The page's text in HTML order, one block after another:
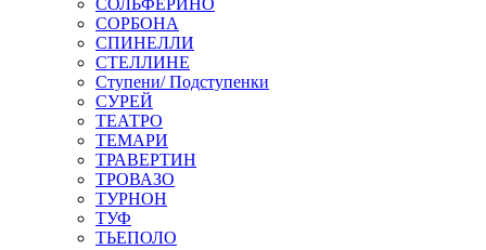
СОЛЬФЕРИНО
СОРБОНА
СПИНЕЛЛИ
СТЕЛЛИНЕ
Ступени/ Подступенки
СУРЕЙ
ТЕАТРО
ТЕМАРИ
ТРАВЕРТИН
ТРОВАЗО
ТУРНОН
ТУФ
ТЬЕПОЛО